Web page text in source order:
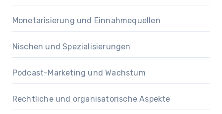
Monetarisierung und Einnahmequellen
Nischen und Spezialisierungen
Podcast-Marketing und Wachstum
Rechtliche und organisatorische Aspekte